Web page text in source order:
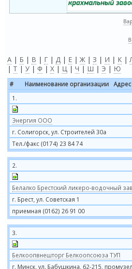
А | Б | В | Г | Д | Е | Ж | З | И | К |
| Т | У | Ф | Х | Ц | Ч | Ш | Э | Ю
# Наименование организации Адрес
1.
Энергия ООО
г. Солигорск, ул. Строителей 30а
Тел./факс (0174) 23 84 74
2.
Белалко Брестский ликеро-водочный
г. Брест, ул. Советская 1
приемная (0162) 26 91 00
3.
Белкоопвнешторг Белкоопсоюза ТУП
г. Минск, ул. Бабушкина, 62-215,